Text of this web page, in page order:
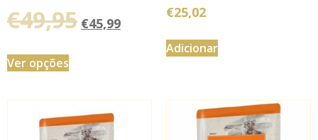
€49,95 €45,99
Ver opções
€25,02
Adicionar